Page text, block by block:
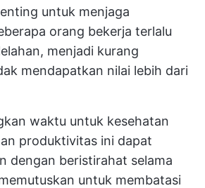
untuk menjaga
orang bekerja terlalu
menjadi kurang
mendapatkan nilai lebih dari
waktu untuk kesehatan
produktivitas ini dapat
dengan beristirahat selama
untuk membatasi